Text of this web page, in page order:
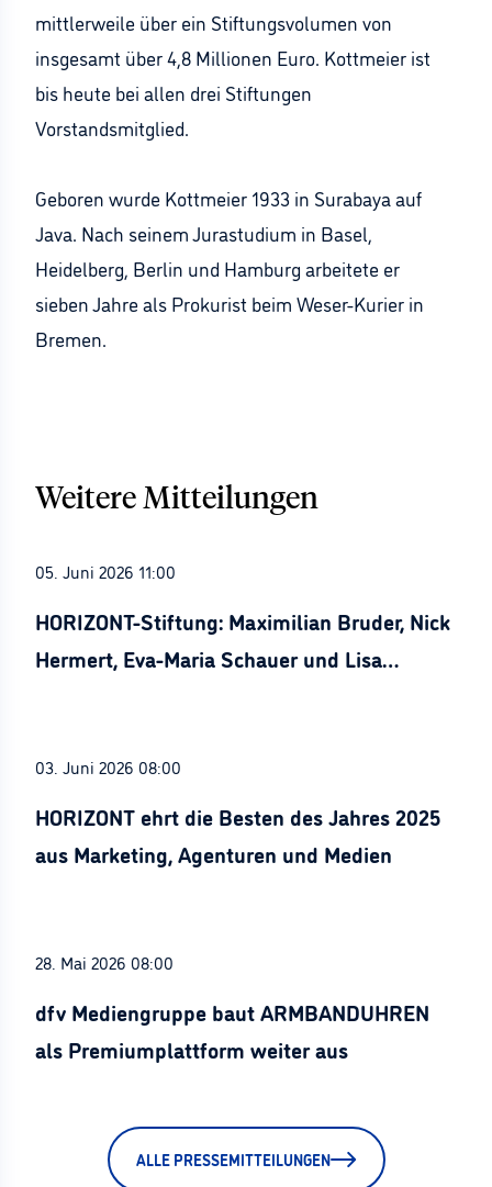
mittlerweile über ein Stiftungsvolumen von
insgesamt über 4,8 Millionen Euro. Kottmeier ist
bis heute bei allen drei Stiftungen
Vorstandsmitglied.
Geboren wurde Kottmeier 1933 in Surabaya auf
Java. Nach seinem Jurastudium in Basel,
Heidelberg, Berlin und Hamburg arbeitete er
sieben Jahre als Prokurist beim Weser-Kurier in
Bremen.
Weitere Mitteilungen
05. Juni 2026 11:00
HORIZONT-Stiftung: Maximilian Bruder, Nick
Hermert, Eva-Maria Schauer und Lisa
03. Juni 2026 08:00
HORIZONT ehrt die Besten des Jahres 2025
aus Marketing, Agenturen und Medien
28. Mai 2026 08:00
dfv Mediengruppe baut ARMBANDUHREN
als Premiumplattform weiter aus
ALLE PRESSEMITTEILUNGEN